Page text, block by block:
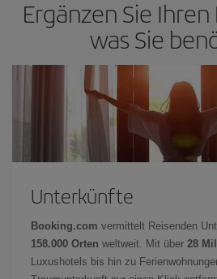
Ergänzen Sie
was Sie
Unterkünfte
Booking.com vermittelt Reisenden
158.000 Orten weltweit. Mit über 28
Luxushotels bis hin zu